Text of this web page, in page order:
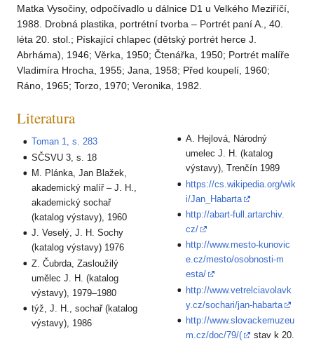
Matka Vysočiny, odpočívadlo u dálnice D1 u Velkého Meziříčí,
1988. Drobná plastika, portrétní tvorba – Portrét paní A., 40.
léta 20. stol.; Pískající chlapec (dětský portrét herce J.
Abrháma), 1946; Věrka, 1950; Čtenářka, 1950; Portrét malíře
Vladimíra Hrocha, 1955; Jana, 1958; Před koupelí, 1960;
Ráno, 1965; Torzo, 1970; Veronika, 1982.
Literatura
Toman 1, s. 283
SČSVU 3, s. 18
M. Plánka, Jan Blažek,
akademický malíř – J. H.,
akademický sochař
(katalog výstavy), 1960
J. Veselý, J. H. Sochy
(katalog výstavy) 1976
Z. Čubrda, Zasloužilý
umělec J. H. (katalog
výstavy), 1979–1980
týž, J. H., sochař (katalog
výstavy), 1986
A. Hejlová, Národný
umelec J. H. (katalog
výstavy), Trenčín 1989
https://cs.wikipedia.org/wik
i/Jan_Habarta
http://abart-full.artarchiv.
cz/
http://www.mesto-kunovic
e.cz/mesto/osobnosti-m
esta/
http://www.vetrelciavolavk
y.cz/sochari/jan-habarta
http://www.slovackemuzeu
m.cz/doc/79/(
stav k 20.